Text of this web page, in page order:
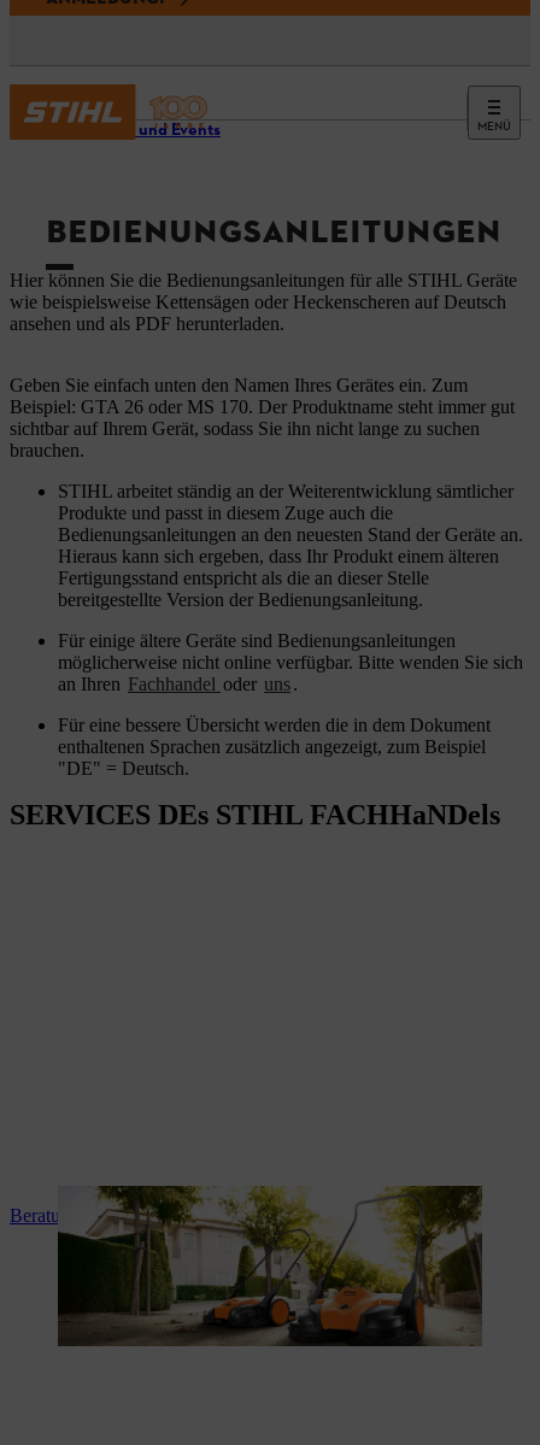
MENÜ
Service und Events
BEDIENUNGSANLEITUNGEN
Hier können Sie die Bedienungsanleitungen für alle STIHL Geräte
wie beispielsweise Kettensägen oder Heckenscheren auf Deutsch
ansehen und als PDF herunterladen.
Geben Sie einfach unten den Namen Ihres Gerätes ein. Zum
Beispiel: GTA 26 oder MS 170. Der Produktname steht immer gut
sichtbar auf Ihrem Gerät, sodass Sie ihn nicht lange zu suchen
brauchen.
STIHL arbeitet ständig an der Weiterentwicklung sämtlicher
Produkte und passt in diesem Zuge auch die
Bedienungsanleitungen an den neuesten Stand der Geräte an.
Hieraus kann sich ergeben, dass Ihr Produkt einem älteren
Fertigungsstand entspricht als die an dieser Stelle
bereitgestellte Version der Bedienungsanleitung.
Für einige ältere Geräte sind Bedienungsanleitungen
möglicherweise nicht online verfügbar. Bitte wenden Sie sich
an Ihren Fachhandel oder uns.
Für eine bessere Übersicht werden die in dem Dokument
enthaltenen Sprachen zusätzlich angezeigt, zum Beispiel
"DE" = Deutsch.
SERVICES DEs STIHL FACHHaNDels
Beratung und Produkteinweisung